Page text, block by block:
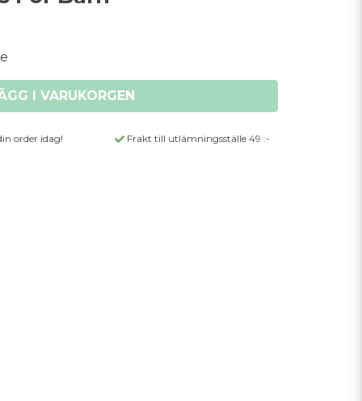
I VARUKORGEN
order idag!
Frakt till utlämningsställe 49 :-